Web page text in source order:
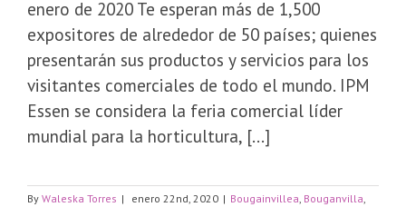
enero de 2020 Te esperan más de 1,500
expositores de alrededor de 50 países; quienes
presentarán sus productos y servicios para los
visitantes comerciales de todo el mundo. IPM
Essen se considera la feria comercial líder
mundial para la horticultura, [...]
By Waleska Torres | enero 22nd, 2020 | Bougainvillea, Bouganvilla,